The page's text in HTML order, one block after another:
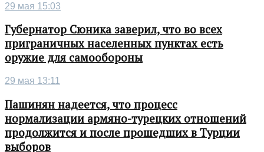
29 мая 15:03
Губернатор Сюника заверил, что во всех
приграничных населенных пунктах есть
оружие для самообороны
29 мая 13:11
Пашинян надеется, что процесс
нормализации армяно-турецких отношений
продолжится и после прошедших в Турции
выборов